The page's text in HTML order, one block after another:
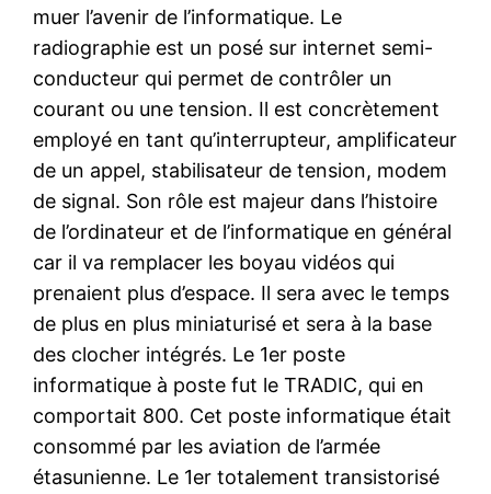
muer l’avenir de l’informatique. Le
radiographie est un posé sur internet semi-
conducteur qui permet de contrôler un
courant ou une tension. Il est concrètement
employé en tant qu’interrupteur, amplificateur
de un appel, stabilisateur de tension, modem
de signal. Son rôle est majeur dans l’histoire
de l’ordinateur et de l’informatique en général
car il va remplacer les boyau vidéos qui
prenaient plus d’espace. Il sera avec le temps
de plus en plus miniaturisé et sera à la base
des clocher intégrés. Le 1er poste
informatique à poste fut le TRADIC, qui en
comportait 800. Cet poste informatique était
consommé par les aviation de l’armée
étasunienne. Le 1er totalement transistorisé